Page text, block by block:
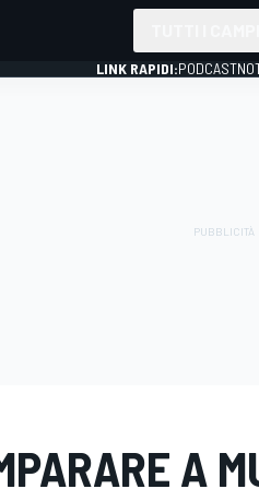
LINK RAPIDI:PODCAST
A